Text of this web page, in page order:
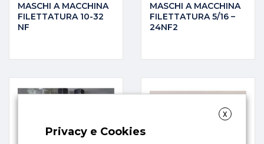
MASCHI A MACCHINA
FILETTATURA 10-32
NF
MASCHI A MACCHINA
FILETTATURA 5/16 –
24NF2
X
Privacy e Cookies